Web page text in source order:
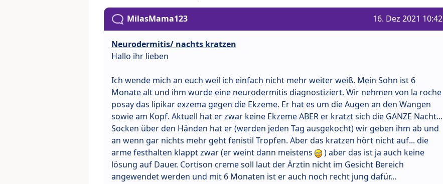
MilasMama123 16. Dez 2021 10:42
Neurodermitis/ nachts kratzen
Hallo ihr lieben
Ich wende mich an euch weil ich einfach nicht mehr weiter weiß. Mein Sohn ist 6
Monate alt und ihm wurde eine neurodermitis diagnostiziert. Wir nehmen von la roche
posay das lipikar exzema gegen die Ekzeme. Er hat es um die Augen an den Wangen
sowie am Kopf. Aktuell hat er zwar keine Ekzeme ABER er kratzt sich die GANZE Nacht...
Socken über den Händen hat er (werden jeden Tag ausgekocht) wir geben ihm ab und
an wenn gar nichts mehr geht fenistil Tropfen. Aber das kratzen hört nicht auf... die
arme festhalten klappt zwar (er weint dann meistens
) aber das ist ja auch keine
lösung auf Dauer. Cortison creme soll laut der Ärztin nicht im Gesicht Bereich
angewendet werden und mit 6 Monaten ist er auch noch recht jung dafür...